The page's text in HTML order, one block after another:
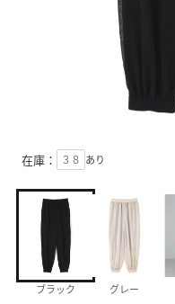
在庫： ３８ あり
ブラック グレー